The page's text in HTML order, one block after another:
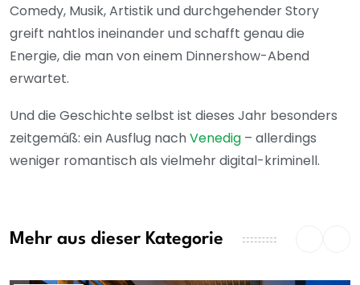
Comedy, Musik, Artistik und durchgehender Story
greift nahtlos ineinander und schafft genau die
Energie, die man von einem Dinnershow-Abend
erwartet.
Und die Geschichte selbst ist dieses Jahr besonders
zeitgemäß: ein Ausflug nachVenedig – allerdings
weniger romantisch als vielmehr digital-kriminell.
Mehr aus dieser Kategorie